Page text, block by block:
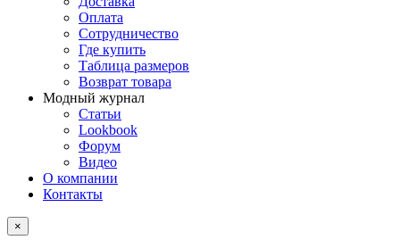
Оплата
Сотрудничество
Где купить
Таблица размеров
Возврат товара
Модный журнал
Статьи
Lookbook
Форум
Видео
О компании
Контакты
×